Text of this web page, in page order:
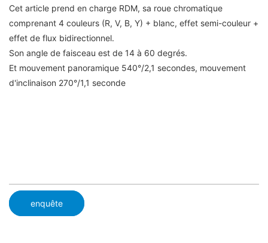
Cet article prend en charge RDM, sa roue chromatique
comprenant 4 couleurs (R, V, B, Y) + blanc, effet semi-couleur +
effet de flux bidirectionnel.
Son angle de faisceau est de 14 à 60 degrés.
Et mouvement panoramique 540°/2,1 secondes, mouvement
d'inclinaison 270°/1,1 seconde
enquête